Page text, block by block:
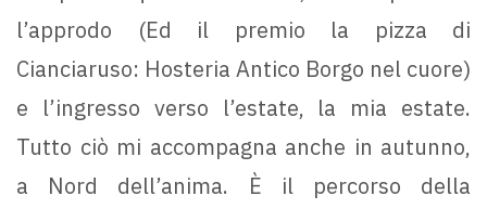
l’approdo (Ed il premio la pizza di
Cianciaruso: Hosteria Antico Borgo nel cuore)
e l’ingresso verso l’estate, la mia estate.
Tutto ciò mi accompagna anche in autunno,
a Nord dell’anima. È il percorso della